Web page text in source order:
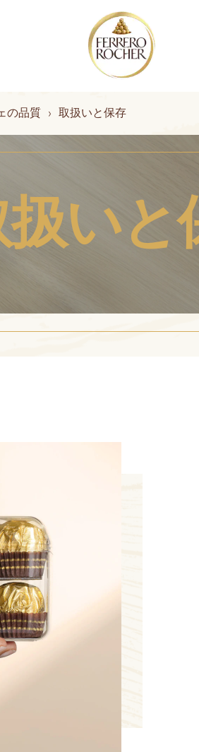
ー
う
アを
シ
すべ
テ
に
細
につ
品質のための取り
さまざまな感覚を
取扱いと保存
の品質 取扱いと保存
いと